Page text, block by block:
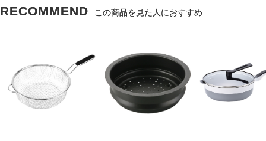
RECOMMEND この商品を見た人におすすめ